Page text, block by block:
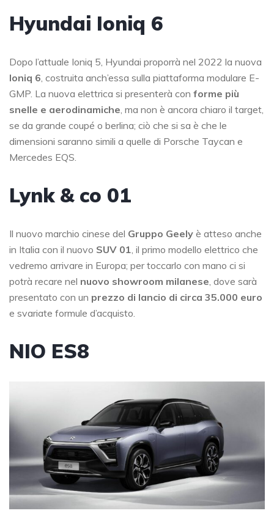
Hyundai Ioniq 6
Dopo l’attuale Ioniq 5, Hyundai proporrà nel 2022 la nuova
Ioniq 6, costruita anch’essa sulla piattaforma modulare E-
GMP. La nuova elettrica si presenterà con forme più
snelle e aerodinamiche, ma non è ancora chiaro il target,
se da grande coupé o berlina; ciò che si sa è che le
dimensioni saranno simili a quelle di Porsche Taycan e
Mercedes EQS.
Lynk & co 01
Il nuovo marchio cinese del Gruppo Geely è atteso anche
in Italia con il nuovo SUV 01, il primo modello elettrico che
vedremo arrivare in Europa; per toccarlo con mano ci si
potrà recare nel nuovo showroom milanese, dove sarà
presentato con un prezzo di lancio di circa 35.000 euro
e svariate formule d’acquisto.
NIO ES8